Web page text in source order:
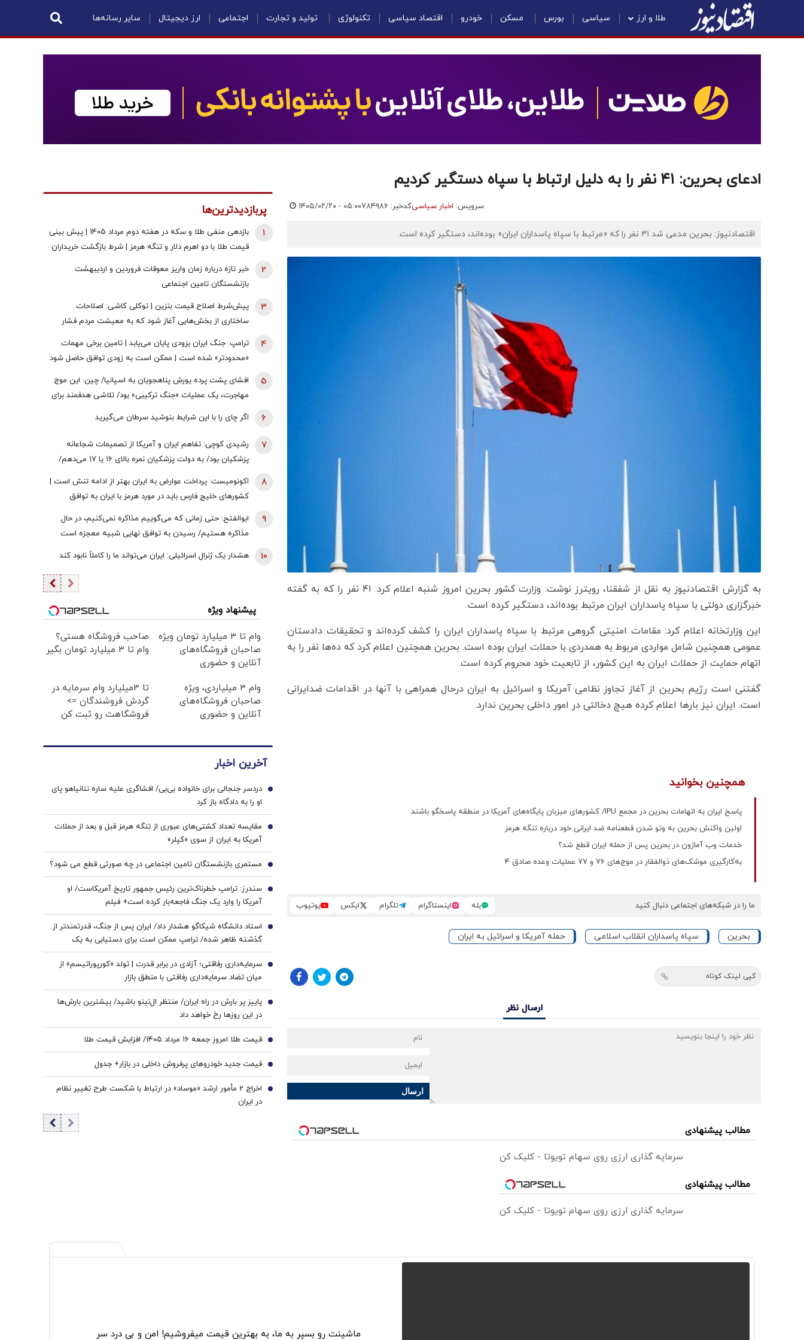
طلا و ارز سیاسی بورس مسکن خودرو اقتصاد سیاسی تکنولوژی تولید و تجارت اجتماعی ارز دیجیتال سایر رسانه‌ها
ادعای بحرین: ۴۱ نفر را به دلیل ارتباط با سپاه دستگیر کردیم
سرویس: اخبار سیاسیکدخبر: ۷۸۴۹۸۶ ۱۴۰۵/۰۲/۲۰ - ۰۵:۰۰
اقتصادنیوز: بحرین مدعی شد ۴۱ نفر را که «مرتبط با سپاه پاسداران ایران» بوده‌اند، دستگیر کرده است.
به گزارش اقتصادنیوز به نقل از شفقنا، رویترز نوشت: وزارت کشور بحرین امروز شنبه اعلام کرد: ۴۱ نفر را که به گفته
خبرگزاری دولتی با سپاه پاسداران ایران مرتبط بوده‌اند، دستگیر کرده است.
این وزارتخانه اعلام کرد: مقامات امنیتی گروهی مرتبط با سپاه پاسداران ایران را کشف کرده‌اند و تحقیقات دادستان
عمومی همچنین شامل مواردی مربوط به همدردی با حملات ایران بوده است. بحرین همچنین اعلام کرد که ده‌ها نفر را به
اتهام حمایت از حملات ایران به این کشور، از تابعیت خود محروم کرده است.
گفتنی است رژیم بحرین از آغاز تجاوز نظامی آمریکا و اسرائیل به ایران درحال همراهی با آنها در اقدامات ضدایرانی
است. ایران نیز بارها اعلام کرده هیچ دخالتی در امور داخلی بحرین ندارد.
همچنین بخوانید
پاسخ ایران به اتهامات بحرین در مجمع IPU/ کشورهای میزبان پایگاه‌های آمریکا در منطقه پاسخگو باشند
اولین واکنش بحرین به وتو شدن قطعنامه ضد ایرانی خود درباره تنگه هرمز
خدمات وب آمازون در بحرین پس از حمله ایران قطع شد؟
به‌کارگیری موشک‌های ذوالفقار در موج‌های ۷۶ و ۷۷ عملیات وعده صادق ۴
ما را در شبکه‌های اجتماعی دنبال کنید بله اینستاگرام تلگرام ایکس یوتیوب
بحرین سپاه پاسداران انقلاب اسلامی حمله آمریکا و اسرائیل به ایران
کپی لینک کوتاه
ارسال نظر
ارسال
مطالب پیشنهادی
سرمایه گذاری ارزی روی سهام تویوتا - کلیک کن
مطالب پیشنهادی
سرمایه گذاری ارزی روی سهام تویوتا - کلیک کن
پربازدیدترین‌ها
بازدهی منفی طلا و سکه در هفته دوم مرداد 1405 | پیش بینی
قیمت طلا با دو اهرم دلار و تنگه هرمز | شرط بازگشت خریداران
1
خبر تازه درباره زمان واریز معوقات فروردین و اردیبهشت
بازنشستگان تامین اجتماعی
2
پیش‌شرط اصلاح قیمت بنزین | توکلی کاشی: اصلاحات
ساختاری از بخش‌هایی آغاز شود که به معیشت مردم فشار
3
ترامپ: جنگ ایران بزودی پایان می‌یابد | تامین برخی مهمات
«محدودتر» شده است | ممکن است به زودی توافق حاصل شود
4
افشای پشت پرده یورش پناهجویان به اسپانیا/ چین: این موج
مهاجرت، یک عملیات «جنگ ترکیبی» بود/ تلاشی هدفمند برای
اعمال فشار بر دولت «پدرو سانچز»
5
اگر چای را با این شرایط بنوشید سرطان می‌گیرید 6
رشیدی کوچی: تفاهم ایران و آمریکا از تصمیمات شجاعانه
پزشکیان بود/ به دولت پزشکیان نمره بالای ۱۶ یا ۱۷ می‌دهم/
مشکلات بزرگی روبه‌رو می‌شد/ اگر جلیلی رئیس‌جمهور
می‌شد...
7
اکونومیست: پرداخت عوارض به ایران بهتر از ادامه تنش است |
کشورهای خلیج فارس باید در مورد هرمز با ایران به توافق
برسند | اعراب در مخمصهِ ترامپ گرفتار شده‌اند
8
ابوالفتح: حتی زمانی که می‌گوییم مذاکره نمی‌کنیم، در حال
مذاکره هستیم/ رسیدن به توافق نهایی شبیه معجزه است
9
هشدار یک ژنرال اسرائیلی: ایران می‌تواند ما را کاملاً نابود کند 10
پیشنهاد ویژه
وام تا ۳ میلیارد تومان ویژه
صاحبان فروشگاه‌های
آنلاین و حضوری
صاحب فروشگاه هستی؟
وام تا ۳ میلیارد تومان بگیر
وام ۳ میلیاردی، ویژه
صاحبان فروشگاه‌های
آنلاین و حضوری
تا 3میلیارد وام سرمایه در
گردش فروشندگان =>
فروشگاهت رو ثبت کن
آخرین اخبار
دردسر جنجالی برای خانواده بی‌بی/ افشاگری علیه ساره نتانیاهو پای
او را به دادگاه باز کرد
1
مقایسه تعداد کشتی‌های عبوری از تنگه هرمز قبل و بعد از حملات
آمریکا به ایران از سوی «کپلر»
2
مستمری بازنشستگان تامین اجتماعی در چه صورتی قطع می شود؟ 3
سندرز: ترامپ خطرناک‌ترین رئیس جمهور تاریخ آمریکاست/ او
آمریکا را وارد یک جنگ فاجعه‌بار کرده است+ فیلم
4
استاد دانشگاه شیکاگو هشدار داد/ ایران پس از جنگ، قدرتمندتر از
گذشته ظاهر شده/ ترامپ ممکن است برای دستیابی به یک
پیروزی نمادین پیش از انتخابات میان‌دوره‌ای کنگره، به عملیات
زمینی روی بیاورد
5
سرمایه‌داری رفاقتی؛ آزادی در برابر قدرت | تولد «کورپوراتیسم» از
میان تضاد سرمایه‌داری رفاقتی با منطق بازار
6
پاییز پر بارش در راه ایران/ منتظر ال‌نینو باشید/ بیشترین بارش‌ها
در این روزها رخ خواهد داد
7
قیمت طلا امروز جمعه ۱۶ مرداد ۱۴۰۵/ افزایش قیمت طلا 8
قیمت جدید خودروهای پرفروش داخلی در بازار+ جدول 9
اخراج 2 مأمور ارشد «موساد» در ارتباط با شکست طرح تغییر نظام
در ایران
10
ماشینت رو بسپر به ما، به بهترین قیمت میفروشیم! امن و بی درد سر